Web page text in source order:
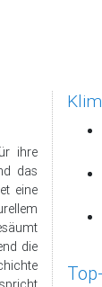
ihre
das
eine
die